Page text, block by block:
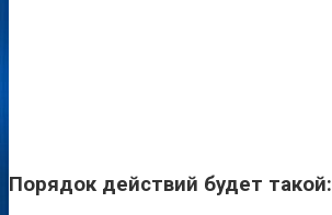
Порядок действий будет такой: